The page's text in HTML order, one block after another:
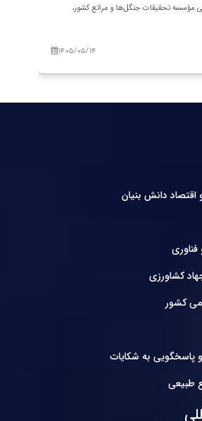
مؤسسه تحقیقات جنگل‌ها و مراتع کشور،
۱۴۰۵/۰۵/۱۴
دانش بنیان
کشاورزی
کشور
و پاسخگویی به شکایات
طبیعی